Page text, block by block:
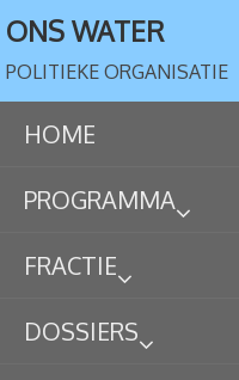
ONS WATER
POLITIEKE ORGANISATIE
HOME
PROGRAMMA
FRACTIE
DOSSIERS